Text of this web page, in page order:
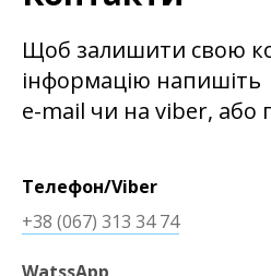
Щоб залишити свою
інформацію напишіть
e-mail чи на viber, або
Телефон/Viber
+38 (067) 313 34 74